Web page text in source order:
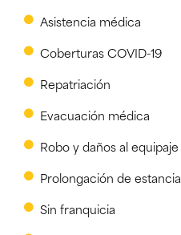
Asistencia médica
Coberturas COVID-19
Repatriación
Evacuación médica
Robo y daños al equipaje
Prolongación de estancia
Sin franquicia